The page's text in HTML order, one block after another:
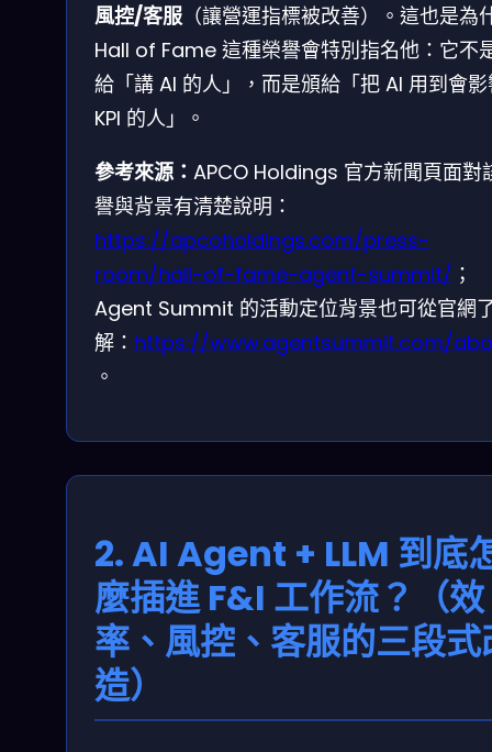
風控/客服 （讓營運指標被改善）。這也是為
Hall of Fame 這種榮譽會特別指名他：它不
給「講 AI 的人」，而是頒給「把 AI 用到會
KPI 的人」。
參考來源： APCO Holdings 官方新聞頁面對
譽與背景有清楚說明：
https://apcoholdings.com/press-
room/hall-of-fame-agent-summit/ ；
Agent Summit 的活動定位背景也可從官網
解： https://www.agentsummit.com/
。
2. AI Agent + LLM 到底
麼插進 F&I 工作流？（效
率、風控、客服的三段式
造）